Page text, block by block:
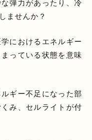
弾力があったり、冷
ませんか？
におけるエネルギー
っている状態を意味
ギー不足になった部
み、セルライトが付